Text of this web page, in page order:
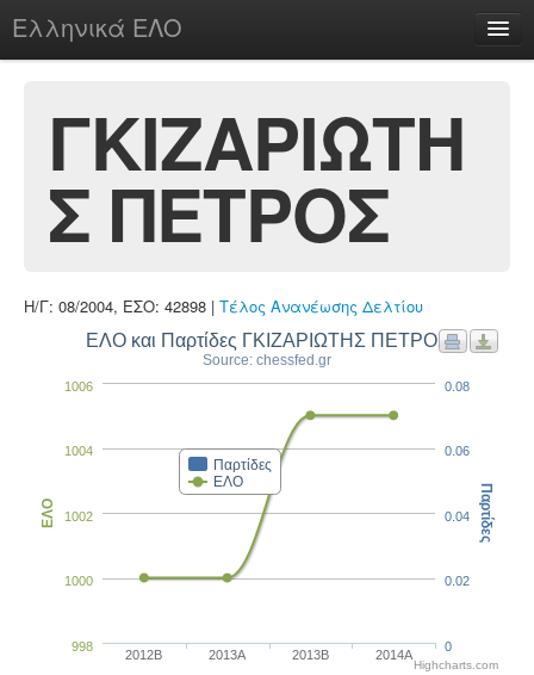
Ελληνικά ΕΛΟ
chesstu.be @ discord
Login
ΓΚΙΖΑΡΙΩΤΗ
Σ ΠΕΤΡΟΣ
Η/Γ: 08/2004, ΕΣΟ: 42898 | Τέλος Ανανέωσης Δελτίου
ΕΛΟ και Παρτίδες ΓΚΙΖΑΡΙΩΤΗΣ ΠΕΤΡΟΣ
Source: chessfed.gr
Παρτίδες
ΕΛΟ
2012B 2013A 2013B 2014A
1000
1002
1004
1006
998
ΕΛΟ
0
0.02
0.04
0.06
0.08
Παρτίδες
Highcharts.com